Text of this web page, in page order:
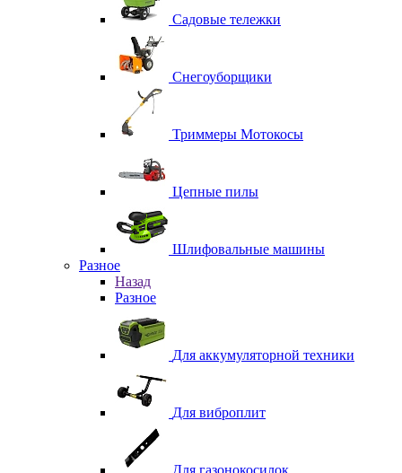
Садовые тележки
Снегоуборщики
Триммеры Мотокосы
Цепные пилы
Шлифовальные машины
Разное
Назад
Разное
Для аккумуляторной техники
Для виброплит
Для газонокосилок